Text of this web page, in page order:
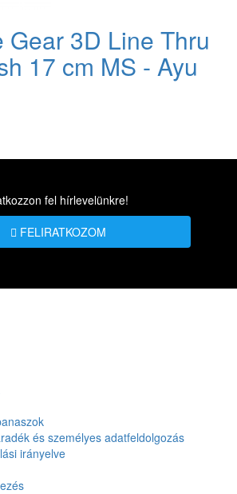
Gear 3D Line Thru
17 cm MS - Ayu
fel hírlevelünkre!
FELIRATKOZOM
és személyes adatfeldolgozás
irányelve